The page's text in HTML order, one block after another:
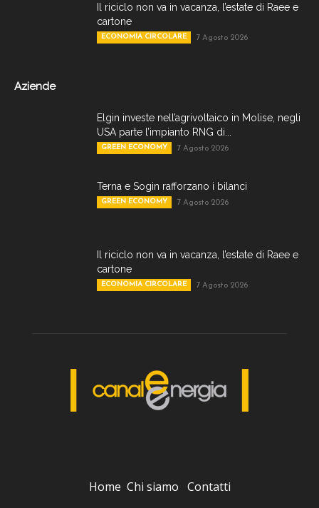
Il riciclo non va in vacanza, l’estate di Raee e
cartone
ECONOMIA CIRCOLARE 7 Agosto 2026
Aziende
Elgin investe nell’agrivoltaico in Molise, negli
USA parte l’impianto RNG di...
GREEN ECONOMY 7 Agosto 2026
Terna e Sogin rafforzano i bilanci
GREEN ECONOMY 7 Agosto 2026
Il riciclo non va in vacanza, l’estate di Raee e
cartone
ECONOMIA CIRCOLARE 7 Agosto 2026
Home Chi siamo Contatti